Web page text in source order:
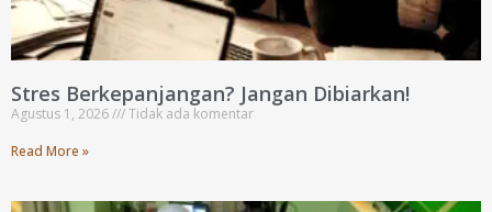
Stres Berkepanjangan? Jangan Dibiarkan!
Agustus 1, 2026
Tidak ada komentar
Read More »